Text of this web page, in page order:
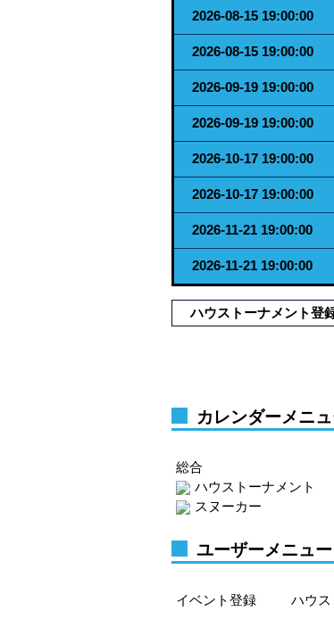
2026-08-15 19:00:00
2026-08-15 19:00:00
2026-09-19 19:00:00
2026-09-19 19:00:00
2026-10-17 19:00:00
2026-10-17 19:00:00
2026-11-21 19:00:00
2026-11-21 19:00:00
ハウストーナメント登
カレンダーメニ
総合
ハウストーナメント
スヌーカー
ユーザーメニュー
イベント登録 ハウ